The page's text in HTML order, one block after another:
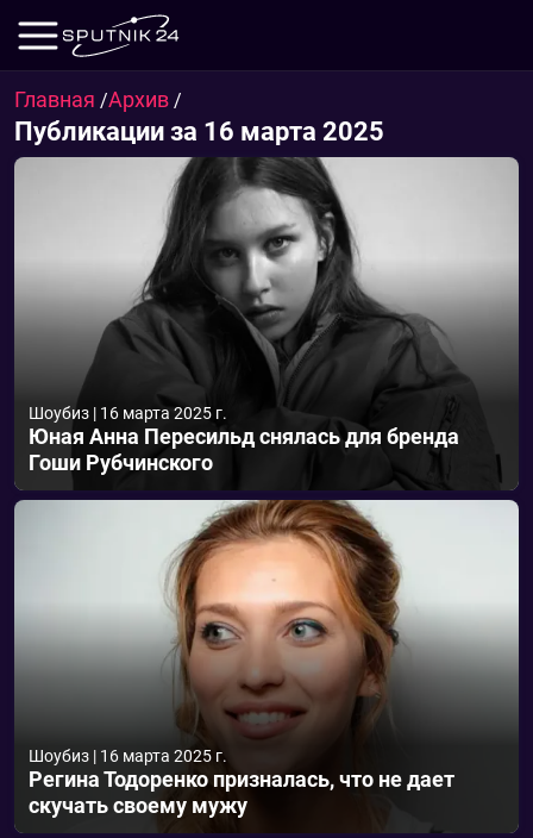
Главная /Архив /
Публикации за 16 марта 2025
Шоубиз | 16 марта 2025 г.
Юная Анна Пересильд снялась для бренда
Гоши Рубчинского
Шоубиз | 16 марта 2025 г.
Регина Тодоренко призналась, что не дает
скучать своему мужу